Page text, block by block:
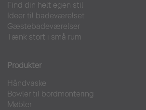
Find din helt egen stil
Ideer til badeværelset
Gæstebadeværelser
Tænk stort i små rum
Produkter
Håndvaske
Bowler til bordmontering
Møbler